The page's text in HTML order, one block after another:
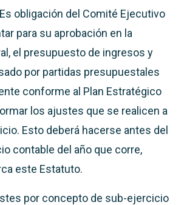
Es obligación del Comité Ejecutivo
para su aprobación en la
el presupuesto de ingresos y
por partidas presupuestales
conforme al Plan Estratégico
los ajustes que se realicen a
Esto deberá hacerse antes del
contable del año que corre,
este Estatuto.
por concepto de sub-ejercicio